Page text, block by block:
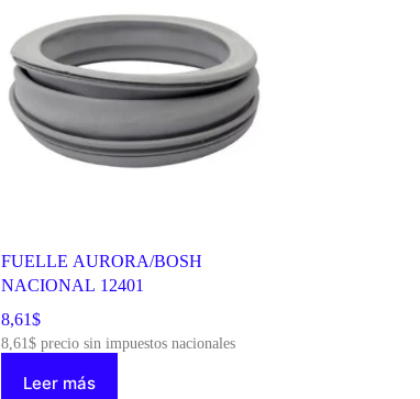
FUELLE AURORA/BOSH
NACIONAL 12401
8,61$
8,61$precio sin impuestos nacionales
Leer más